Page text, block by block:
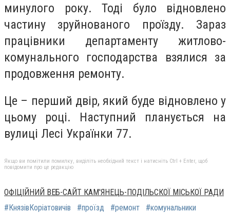
минулого року. Тоді було відновлено
частину зруйнованого проїзду. Зараз
працівники департаменту житлово-
комунального господарства взялися за
продовження ремонту.
Це – перший двір, який буде відновлено у
цьому році. Наступний планується на
вулиці Лесі Українки 77.
Якщо ви помітили помилку, виділіть необхідний текст і натисніть Ctrl + Enter, щоб
повідомити про це редакцію
ОФІЦІЙНИЙ ВЕБ-САЙТ КАМ'ЯНЕЦЬ-ПОДІЛЬСКОЇ МІСЬКОЇ РАДИ
#КнязівКоріатовичів
#проїзд #ремонт #комунальники